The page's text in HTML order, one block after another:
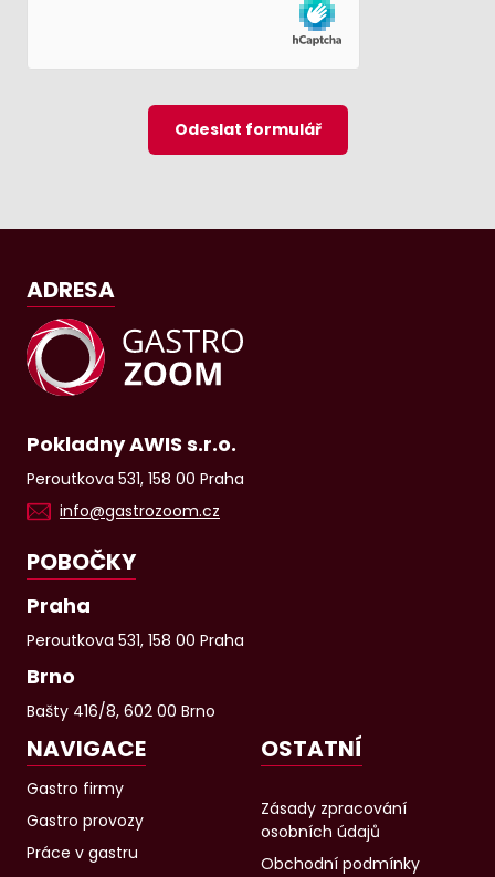
Odeslat formulář
ADRESA
Pokladny AWIS s.r.o.
Peroutkova 531, 158 00 Praha
info@gastrozoom.cz
POBOČKY
Praha
Peroutkova 531, 158 00 Praha
Brno
Bašty 416/8, 602 00 Brno
NAVIGACE
Gastro firmy
Gastro provozy
Práce v gastru
OSTATNÍ
Zásady zpracování
osobních údajů
Obchodní podmínky